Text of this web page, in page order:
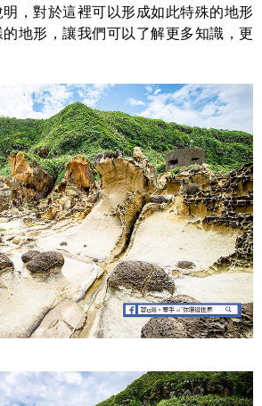
，對於這裡可以形成如此特殊的地形
地形，讓我們可以了解更多知識，更